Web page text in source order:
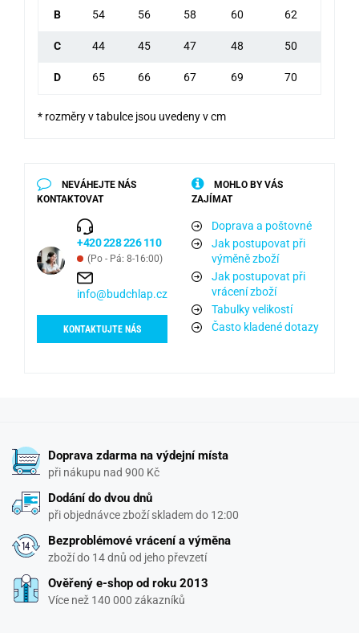
B 54 56 58 60 62
C 44 45 47 48 50
D 65 66 67 69 70
* rozměry v tabulce jsou uvedeny v cm
NEVÁHEJTE NÁS
KONTAKTOVAT
+420 228 226 110
(Po - Pá: 8-16:00)
info@budchlap.cz
KONTAKTUJTE NÁS
MOHLO BY VÁS
ZAJÍMAT
Doprava a poštovné
Jak postupovat při
výměně zboží
Jak postupovat při
vrácení zboží
Tabulky velikostí
Často kladené dotazy
Doprava zdarma na výdejní místa
při nákupu nad 900 Kč
Dodání do dvou dnů
při objednávce zboží skladem do 12:00
Bezproblémové vrácení a výměna
zboží do 14 dnů od jeho převzetí
Ověřený e-shop od roku 2013
Více než 140 000 zákazníků